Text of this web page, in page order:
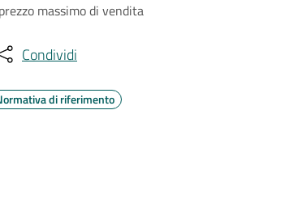
massimo di vendita
Condividi
di riferimento